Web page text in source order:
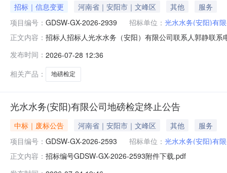
招标｜信息变更 河南省｜安阳市｜文峰区 其他
服务
项目编号： GDSW-GX-2026-2939 招标单位： 光水水务(安阳)有
正文内容： 招标人招标人光水水务（安阳）有限公司联系人郭静联
发布时间： 2026-07-28 12:36
相关产品：
地磅检定
光水水务(安阳)有限公司地磅检定终止公告
中标｜废标公告 河南省｜安阳市｜文峰区 其他
服务
项目编号： GDSW-GX-2026-2593 招标单位： 光水水务(安阳)有
正文内容： 招标编号GDSW-GX-2026-2593附件下载.pdf